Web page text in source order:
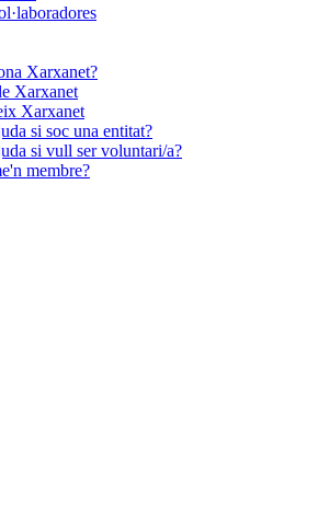
Xarxanet?
Xarxanet
Xarxanet
si soc una entitat?
si vull ser voluntari/a?
membre?